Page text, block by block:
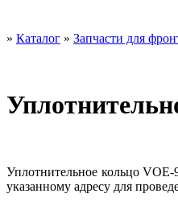
» Каталог » Запчасти для
Уплотнительное кольцо
указанному адресу для